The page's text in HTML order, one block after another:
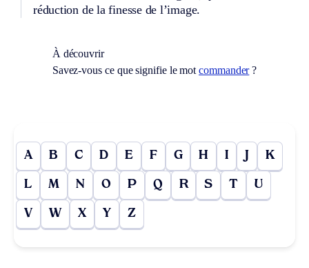
réduction de la finesse de l’image.
À découvrir
Savez-vous ce que signifie le motcommander?
A B C D E F G H I J K
L M N O P Q R S T U
V W X Y Z